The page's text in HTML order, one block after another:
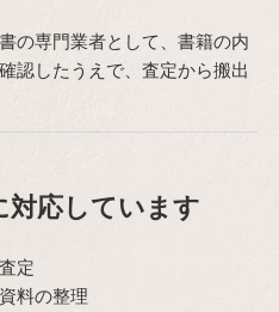
の専門業者として、書籍の内
認したうえで、査定から搬出
対応しています
定
料の整理